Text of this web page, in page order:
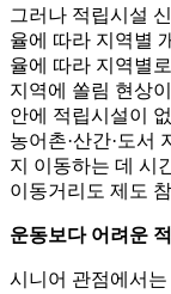
그러나 적립시설
율에 따라 지역별
율에 따라 지역별
지역에 쏠림 현상
안에 적립시설이
농어촌·산간·도서
지 이동하는 데 시
이동거리도 제도
운동보다 어려운
시니어 관점에서는